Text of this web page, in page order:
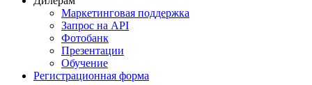
Маркетинговая поддержка
Запрос на API
Фотобанк
Презентации
Обучение
Регистрационная форма